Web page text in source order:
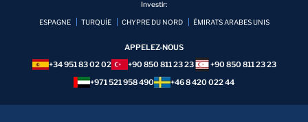
CHYPRE DU NORD
+90 850 811 23 23
+971 521 958 490
+46 8 420 022 44